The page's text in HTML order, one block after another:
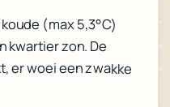
(max 5,3°C)
kwartier zon. De
er woei een zwakke